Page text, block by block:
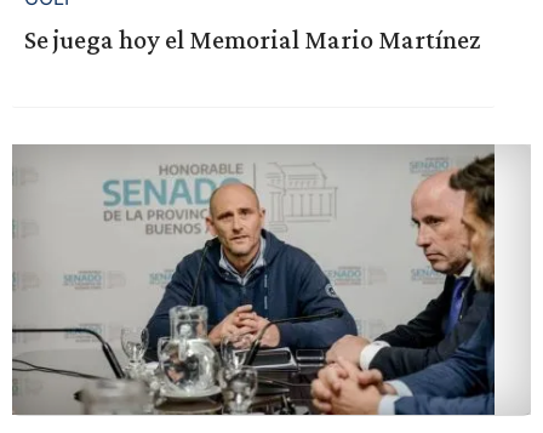
Se juega hoy el Memorial Mario Martínez